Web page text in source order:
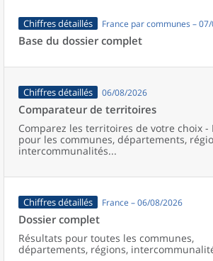
Chiffres détaillés France par communes –
Base du dossier complet
Chiffres détaillés 06/08/2026
Comparateur de territoires
Comparez les territoires de votre choix -
pour les communes, départements,
intercommunalités...
Chiffres détaillés France – 06/08/2026
Dossier complet
Résultats pour toutes les communes,
départements, régions,